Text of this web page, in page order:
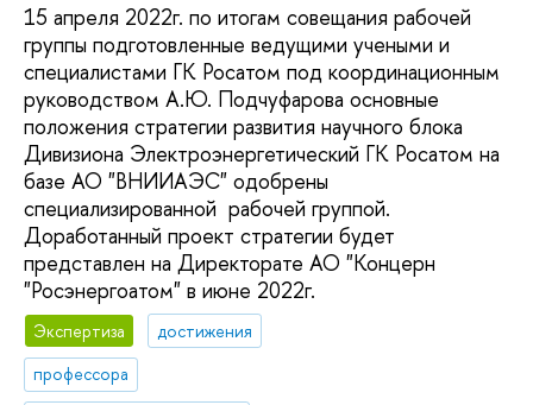
15 апреля 2022г. по итогам совещания рабочей
группы подготовленные ведущими учеными и
специалистами ГК Росатом под координационным
руководством А.Ю. Подчуфарова основные
положения стратегии развития научного блока
Дивизиона Электроэнергетический ГК Росатом на
базе АО "ВНИИАЭС" одобрены
специализированной рабочей группой.
Доработанный проект стратегии будет
представлен на Директорате АО "Концерн
"Росэнергоатом" в июне 2022г.
Экспертиза
достижения
профессора